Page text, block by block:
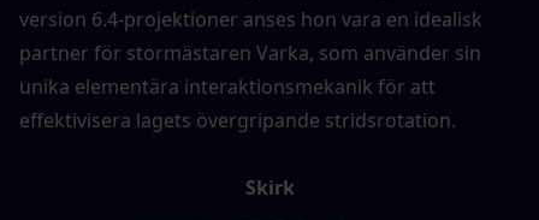
version 6.4-projektioner anses hon vara en idealisk
partner för stormästaren Varka, som använder sin
unika elementära interaktionsmekanik för att
effektivisera lagets övergripande stridsrotation.
Skirk